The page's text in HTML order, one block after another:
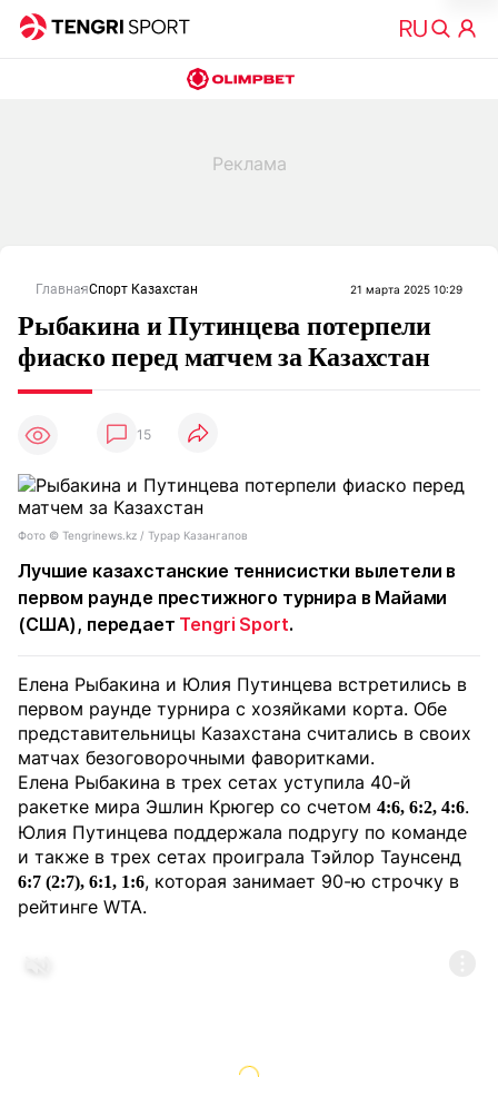
ГлавнаяСпорт Казахстан 21 марта 2025 10:29
Рыбакина и Путинцева потерпели
фиаско перед матчем за Казахстан
15
Фото ©️ Tengrinews.kz / Турар Казангапов
Лучшие казахстанские теннисистки вылетели в
первом раунде престижного турнира в Майами
(США), передает Tengri Sport.
Елена Рыбакина и Юлия Путинцева встретились в
первом раунде турнира с хозяйками корта. Обе
представительницы Казахстана считались в своих
матчах безоговорочными фаворитками.
Елена Рыбакина в трех сетах уступила 40-й
ракетке мира Эшлин Крюгер со счетом 4:6, 6:2, 4:6.
Юлия Путинцева поддержала подругу по команде
и также в трех сетах проиграла Тэйлор Таунсенд
6:7 (2:7), 6:1, 1:6, которая занимает 90-ю строчку в
рейтинге WTA.